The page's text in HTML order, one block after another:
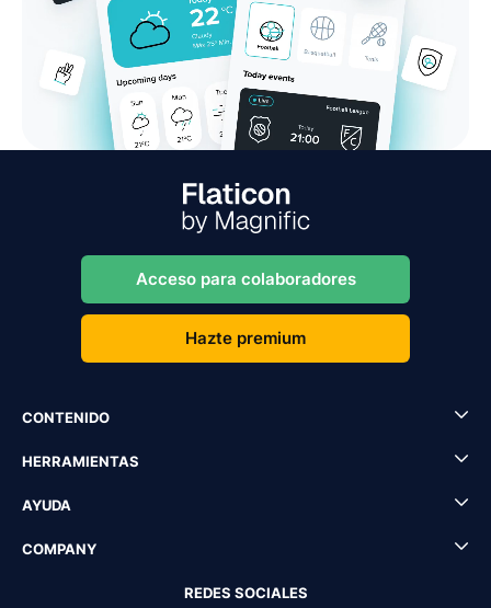
Acceso para colaboradores
Hazte premium
CONTENIDO
HERRAMIENTAS
AYUDA
COMPANY
REDES SOCIALES